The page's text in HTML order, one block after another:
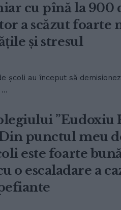
cu pînă la 900
a scăzut foarte
și stresul
școli au început să
”Eudoxiu
punctul meu
este foarte
o escaladare a